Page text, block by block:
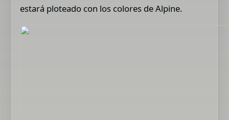
estará ploteado con los colores de Alpine.